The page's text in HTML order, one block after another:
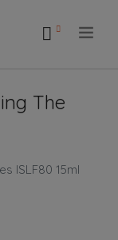
The
ISLF80 15ml